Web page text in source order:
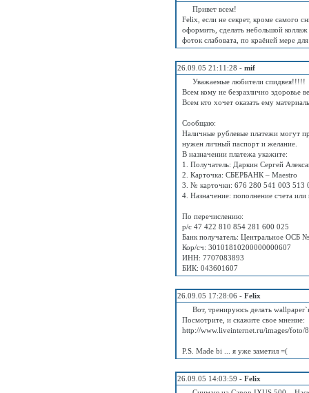
Привет всем!
Felix, если не секрет, кроме самого
оформить, сделать небольшой
фоток слабовата, по краёней мере
26.09.05 21:11:28 - mif
Уважаемые любители спидвея!!!!!
Всем кому не безразлично здоровье
Всем кто хочет оказать ему
Сообщаю:
Наличные рублевые платежи могут
нужен личный паспорт и желание.
В назначении платежа укажите:
1. Получатель: Даркин Сергей
2. Карточка: СБЕРБАНК – Maestro
3. № карточки: 676 280 541 003 513
4. Назначение: пополнение счета или
По перечислению:
р/с 47 422 810 854 281 600 025
Банк получатель: Центральное ОСБ
Кор/сч: 30101810200000000607
ИНН: 7707083893
БИК: 043601607
26.09.05 17:28:06 - Felix
Вот, тренируюсь делать
Посмотрите, и скажите свое мнение:
http://www.liveinternet.ru/images/foto/
P.S. Made bi ... я уже заметил =(
26.09.05 14:03:59 - Felix